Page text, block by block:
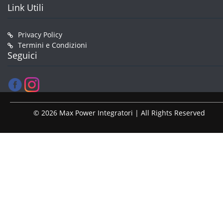
Link Utili
Privacy Policy
Termini e Condizioni
Seguici
© 2026 Max Power Integratori | All Rights Reserved